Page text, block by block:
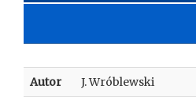
Autor J. Wróblewski